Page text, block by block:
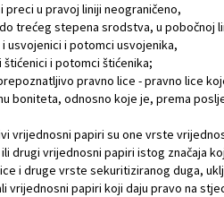
preci u pravoj liniji neograničeno,
trećeg stepena srodstva, u pobočnoj
i usvojenici i potomci usvojenika,
štićenici i potomci štićenika;
pravno lice - pravno lice
boniteta, odnosno koje je, prema
vrijednosni papiri su one vrste
drugi vrijednosni papiri istog značaja
i druge vrste sekuritiziranog duga,
vrijednosni papiri koji daju pravo na